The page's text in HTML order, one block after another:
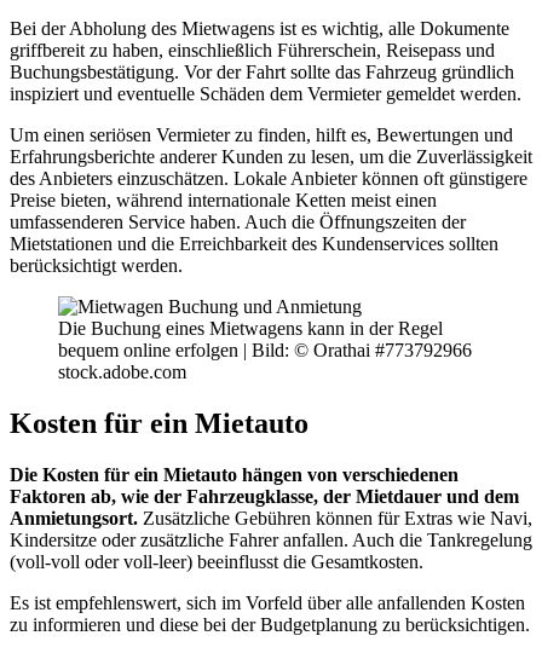
Bei der Abholung des Mietwagens ist es wichtig, alle Dokumente
griffbereit zu haben, einschließlich Führerschein, Reisepass und
Buchungsbestätigung. Vor der Fahrt sollte das Fahrzeug gründlich
inspiziert und eventuelle Schäden dem Vermieter gemeldet werden.
Um einen seriösen Vermieter zu finden, hilft es, Bewertungen und
Erfahrungsberichte anderer Kunden zu lesen, um die Zuverlässigkeit
des Anbieters einzuschätzen. Lokale Anbieter können oft günstigere
Preise bieten, während internationale Ketten meist einen
umfassenderen Service haben. Auch die Öffnungszeiten der
Mietstationen und die Erreichbarkeit des Kundenservices sollten
berücksichtigt werden.
Die Buchung eines Mietwagens kann in der Regel
bequem online erfolgen | Bild: © Orathai #773792966
stock.adobe.com
Kosten für ein Mietauto
Die Kosten für ein Mietauto hängen von verschiedenen
Faktoren ab, wie der Fahrzeugklasse, der Mietdauer und dem
Anmietungsort. Zusätzliche Gebühren können für Extras wie Navi,
Kindersitze oder zusätzliche Fahrer anfallen. Auch die Tankregelung
(voll-voll oder voll-leer) beeinflusst die Gesamtkosten.
Es ist empfehlenswert, sich im Vorfeld über alle anfallenden Kosten
zu informieren und diese bei der Budgetplanung zu berücksichtigen.